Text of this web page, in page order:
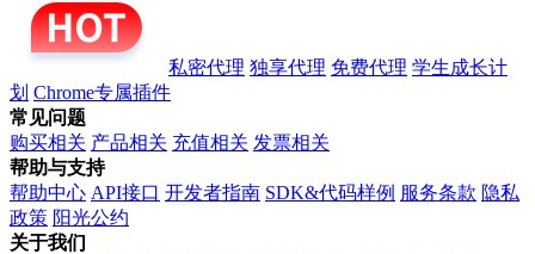
私密代理 独享代理 免费代理 学生成长计
划 Chrome专属插件
常见问题
购买相关 产品相关 充值相关 发票相关
帮助与支持
帮助中心 API接口 开发者指南 SDK&代码样例 服务条款 隐私
政策 阳光公约
关于我们